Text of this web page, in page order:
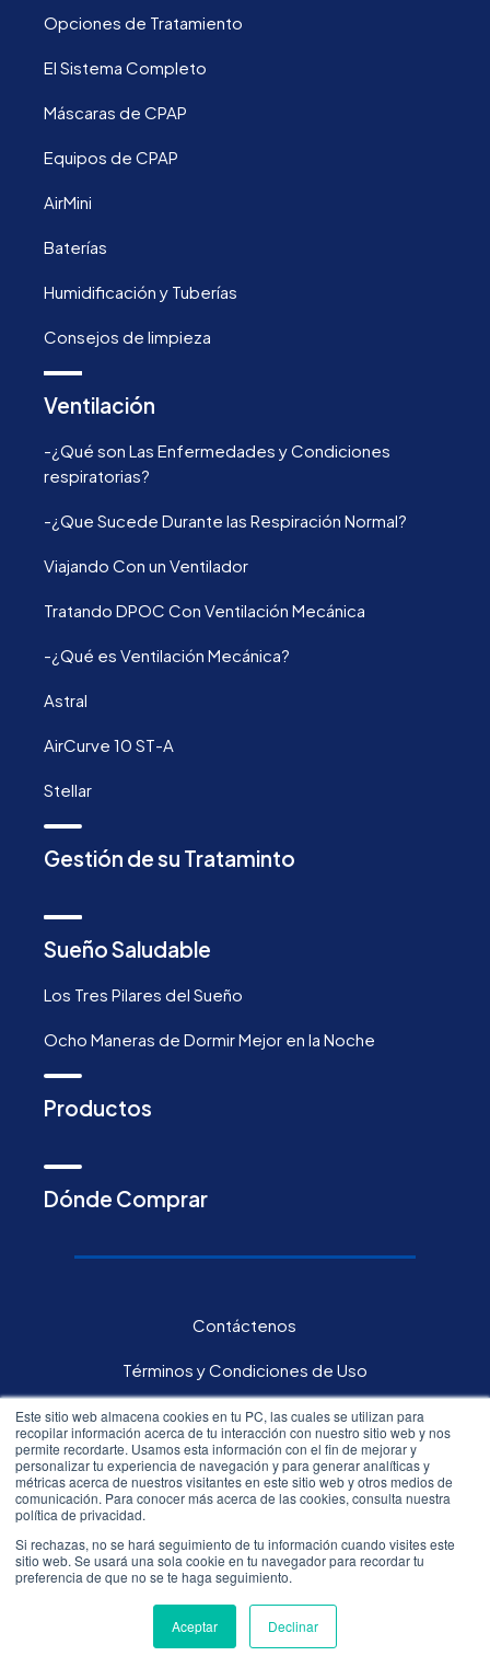
Este sitio web almacena cookies en tu PC, las cuales se utilizan para
recopilar información acerca de tu interacción con nuestro sitio web y nos
permite recordarte. Usamos esta información con el fin de mejorar y
personalizar tu experiencia de navegación y para generar analíticas y
métricas acerca de nuestros visitantes en este sitio web y otros medios de
comunicación. Para conocer más acerca de las cookies, consulta nuestra
política de privacidad.
Si rechazas, no se hará seguimiento de tu información cuando visites este
sitio web. Se usará una sola cookie en tu navegador para recordar tu
preferencia de que no se te haga seguimiento.
Aceptar Declinar
Opciones de Tratamiento
El Sistema Completo
Máscaras de CPAP
Equipos de CPAP
AirMini
Baterías
Humidificación y Tuberías
Consejos de limpieza
Ventilación
-¿Qué son Las Enfermedades y Condiciones
respiratorias?
-¿Que Sucede Durante las Respiración Normal?
Viajando Con un Ventilador
Tratando DPOC Con Ventilación Mecánica
-¿Qué es Ventilación Mecánica?
Astral
AirCurve 10 ST-A
Stellar
Gestión de su Trataminto
Sueño Saludable
Los Tres Pilares del Sueño
Ocho Maneras de Dormir Mejor en la Noche
Productos
Dónde Comprar
Contáctenos
Términos y Condiciones de Uso
Política de privacidad
Carreras
Inversores
All rights reserved.©2026Resmed